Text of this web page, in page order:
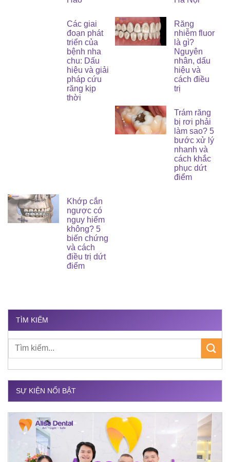
Các giai
đoạn phát
triển của
bệnh nha
chu: Dấu
hiệu và giải
pháp cứu
răng kịp
thời
Răng
nhiễm fluor
là gì?
Nguyên
nhân, dấu
hiệu và
cách điều
trị
Trám răng
bị rơi phải
làm sao? 5
bước xử lý
nhanh và
cách khắc
phục dứt
điểm
Khớp cắn
ngược có
nguy hiểm
không? 5
biến chứng
và cách
điều trị dứt
điểm
TÌM KIẾM
SỰ KIỆN NỔI BẬT